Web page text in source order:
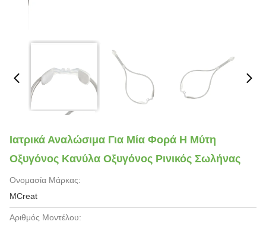
Ιατρικά Αναλώσιμα Για Μία Φορά Η Μύτη
Οξυγόνος Κανύλα Οξυγόνος Ρινικός Σωλήνας
Ονομασία Μάρκας:
MCreat
Αριθμός Μοντέλου: